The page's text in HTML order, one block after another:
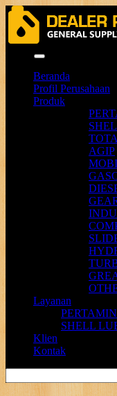
Beranda
Profil Perusahaan
Produk
AGIP
Layanan
SHELL
Klien
Kontak